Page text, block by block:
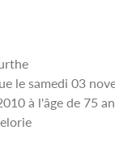
le samedi 03
à l'âge de 75